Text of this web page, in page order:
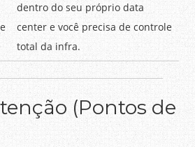
dentro do seu próprio data
center e você precisa de controle
total da infra.
(Pontos de